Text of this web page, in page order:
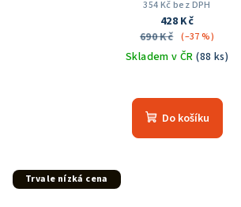
354 Kč bez DPH
428 Kč
690 Kč (–37 %)
Skladem v ČR(88 ks)
hodnocení
produktu
Do košíku
Trvale nízká cena